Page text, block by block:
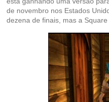
de novembro nos Estados
dezena de finais, mas a